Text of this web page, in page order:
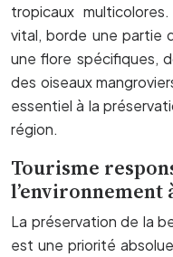
tropicaux
vital, borde une partie
une flore spécifiques,
des oiseaux
essentiel à la
région.
Tourisme
La préservation de la
est une priorité